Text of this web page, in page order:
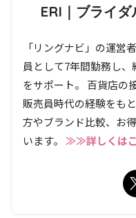
ERI｜ブライ
「リングナビ」の運営
員として7年間勤務し
をサポート。 百貨店の
販売員時代の経験をも
方やブランド比較、お
います。 ≫≫詳しくは